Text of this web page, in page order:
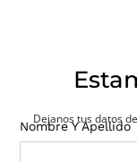
Dejanos tus datos
Nombre Y Apellido